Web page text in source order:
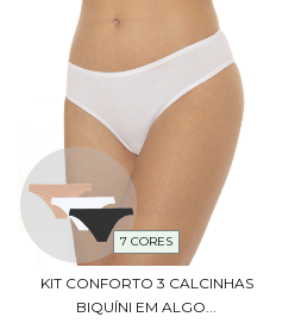
7 CORES
KIT CONFORTO 3 CALCINHAS
BIQUÍNI EM ALGO...